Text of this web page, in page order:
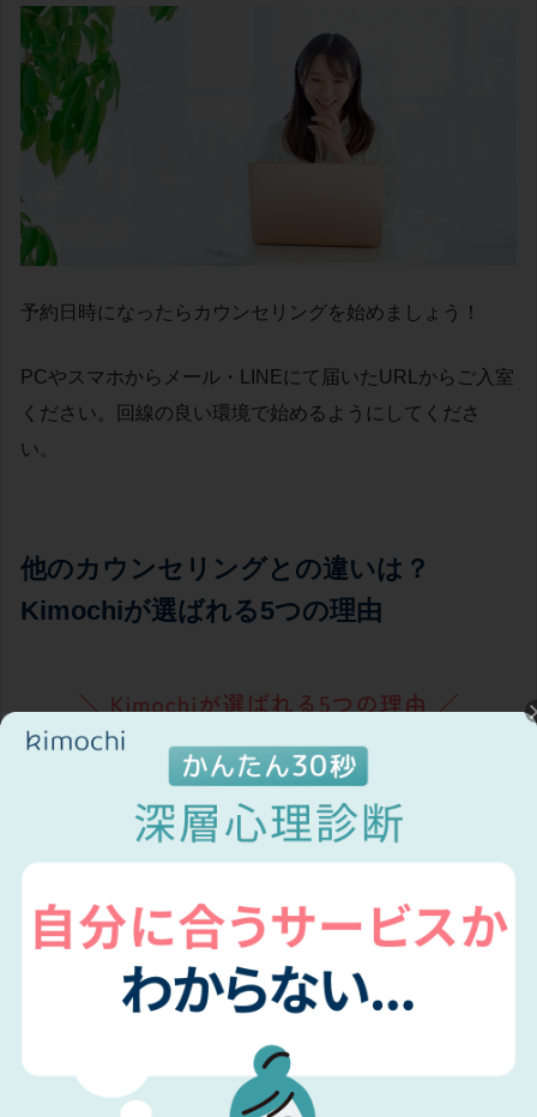
予約日時になったらカウンセリングを始めましょう！
PCやスマホからメール・LINEにて届いたURLからご入室
ください。回線の良い環境で始めるようにしてくださ
い。
他のカウンセリングとの違いは？
Kimochiが選ばれる5つの理由
Kimochiなら、好きな時間に自分に合ったカウ
Kimochiには、カウンセラーの自己紹介動画が掲載されて